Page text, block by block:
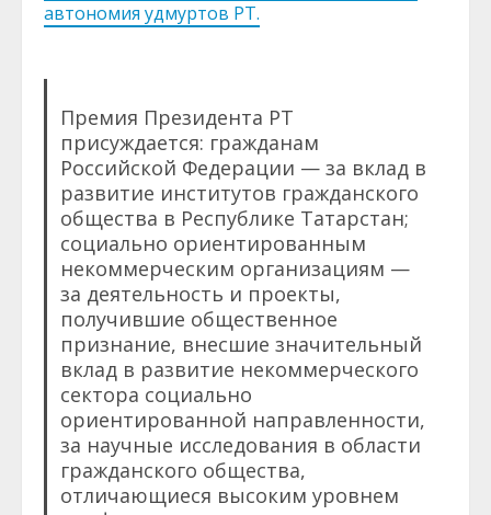
автономия удмуртов РТ.
Премия Президента РТ
присуждается: гражданам
Российской Федерации — за вклад в
развитие институтов гражданского
общества в Республике Татарстан;
социально ориентированным
некоммерческим организациям —
за деятельность и проекты,
получившие общественное
признание, внесшие значительный
вклад в развитие некоммерческого
сектора социально
ориентированной направленности,
за научные исследования в области
гражданского общества,
отличающиеся высоким уровнем